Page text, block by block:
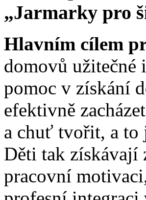
„Jarmarky pro
Hlavním cílem
domovů užitečné
pomoc v získání
efektivně
a chuť tvořit, a to
Děti tak získávají
pracovní